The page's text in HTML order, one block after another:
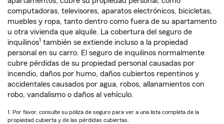
computadoras, televisores, aparatos electrónicos, bicicletas,
muebles y ropa, tanto dentro como fuera de su apartamento
u otra vivienda que alquile. La cobertura del seguro de
inquilinos1 también se extiende incluso a la propiedad
personal en su carro. El seguro de inquilinos normalmente
cubre pérdidas de su propiedad personal causadas por
incendio, daños por humo, daños cubiertos repentinos y
accidentales causados por agua, robos, allanamientos con
robo, vandalismo o daños al vehículo.
1. Por favor, consulte su póliza de seguro para ver a una lista completa de la
propiedad cubierta y de las pérdidas cubiertas.